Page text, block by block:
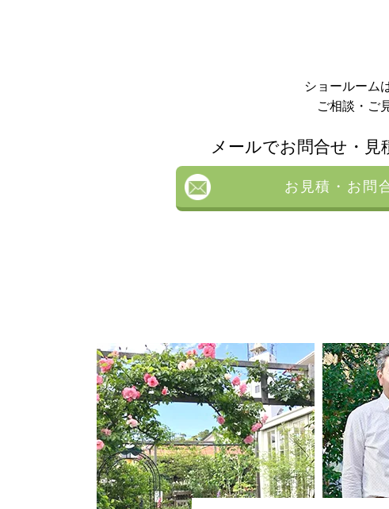
ショールーム
ご相談・ご
メールでお問合せ・見
お見積・お問